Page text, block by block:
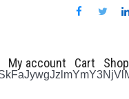
My account Cart Shop